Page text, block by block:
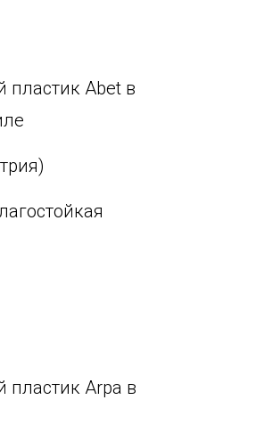
пластик Abet в
пластик Arpa в